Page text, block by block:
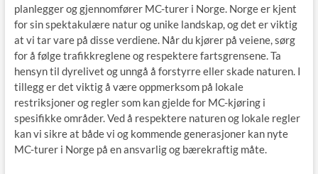
planlegger og gjennomfører MC-turer i Norge. Norge er kjent
for sin spektakulære natur og unike landskap, og det er viktig
at vi tar vare på disse verdiene. Når du kjører på veiene, sørg
for å følge trafikkreglene og respektere fartsgrensene. Ta
hensyn til dyrelivet og unngå å forstyrre eller skade naturen. I
tillegg er det viktig å være oppmerksom på lokale
restriksjoner og regler som kan gjelde for MC-kjøring i
spesifikke områder. Ved å respektere naturen og lokale regler
kan vi sikre at både vi og kommende generasjoner kan nyte
MC-turer i Norge på en ansvarlig og bærekraftig måte.